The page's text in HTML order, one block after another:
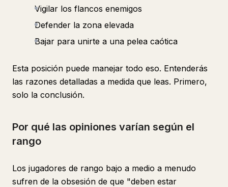
Vigilar los flancos enemigos
Defender la zona elevada
Bajar para unirte a una pelea caótica
Esta posición puede manejar todo eso. Entenderás
las razones detalladas a medida que leas. Primero,
solo la conclusión.
Por qué las opiniones varían según el
rango
Los jugadores de rango bajo a medio a menudo
sufren de la obsesión de que "deben estar